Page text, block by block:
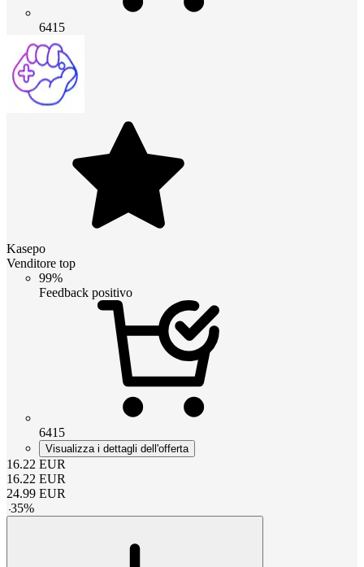
6415
Kasepo
Venditore top
99%
Feedback positivo
6415
Visualizza i dettagli dell'offerta
16.22 EUR
16.22 EUR
24.99 EUR
-35%